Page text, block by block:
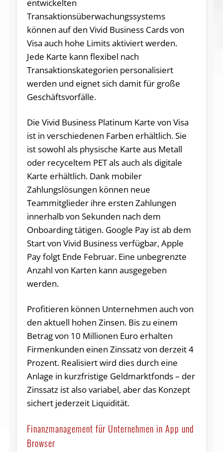
entwickelten
Transaktionsüberwachungssystems
können auf den Vivid Business Cards von
Visa auch hohe Limits aktiviert werden.
Jede Karte kann flexibel nach
Transaktionskategorien personalisiert
werden und eignet sich damit für große
Geschäftsvorfälle.
Die Vivid Business Platinum Karte von Visa
ist in verschiedenen Farben erhältlich. Sie
ist sowohl als physische Karte aus Metall
oder recyceltem PET als auch als digitale
Karte erhältlich. Dank mobiler
Zahlungslösungen können neue
Teammitglieder ihre ersten Zahlungen
innerhalb von Sekunden nach dem
Onboarding tätigen. Google Pay ist ab dem
Start von Vivid Business verfügbar, Apple
Pay folgt Ende Februar. Eine unbegrenzte
Anzahl von Karten kann ausgegeben
werden.
Profitieren können Unternehmen auch von
den aktuell hohen Zinsen. Bis zu einem
Betrag von 10 Millionen Euro erhalten
Firmenkunden einen Zinssatz von derzeit 4
Prozent. Realisiert wird dies durch eine
Anlage in kurzfristige Geldmarktfonds – der
Zinssatz ist also variabel, aber das Konzept
sichert jederzeit Liquidität.
Finanzmanagement für Unternehmen in App und
Browser